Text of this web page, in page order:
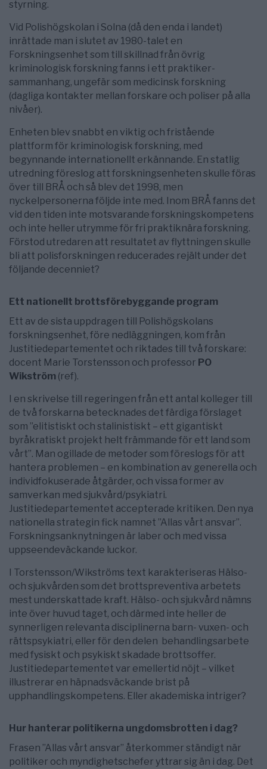
styrning.
Vid Polishögskolan i Solna (då den enda i landet)
inrättade man i slutet av 1980-talet en
Forskningsenhet som till skillnad från övrig
kriminologisk forskning fanns i ett praktiker­
sammanhang, ungefär som medicinsk forskning
(dagliga kontakter mellan forskare och poliser på alla
nivåer).
Enheten blev snabbt en viktig och fristående
plattform för kriminologisk forskning, med
begynnande internationellt erkännande. En statlig
utredning föreslog att forskningsenheten skulle föras
över till BRÅ och så blev det 1998, men
nyckelpersonerna följde inte med. Inom BRÅ fanns det
vid den tiden inte motsvarande forskningskompetens
och inte heller utrymme för fri praktiknära forskning.
Förstod utredaren att resultatet av flyttningen skulle
bli att polisforskningen reducerades rejält under det
följande decenniet?
Ett nationellt brottsförebyggande program
Ett av de sista uppdragen till Polishögskolans
forskningsenhet, före nedläggningen, kom från
Justitiedepartementet och riktades till två forskare:
docent Marie Torstensson och professor PO
Wikström (ref).
I en skrivelse till regeringen från ett antal kolleger till
de två forskarna betecknades det färdiga förslaget
som ”elitistiskt och stalinistiskt – ett gigantiskt
byråkratiskt projekt helt främmande för ett land som
vårt”. Man ogillade de metoder som föreslogs för att
hantera problemen – en kombination av generella och
individfokuserade åtgärder, och vissa former av
samverkan med sjukvård/psykiatri.
Justitiedepartementet accepterade kritiken. Den nya
nationella strategin fick namnet ”Allas vårt ansvar”.
Forskningsanknytningen är laber och med vissa
uppseendeväckande luckor.
I Torstensson/Wikströms text karakteriseras Hälso-
och sjukvården som det brottspreventiva arbetets
mest underskattade kraft. Hälso- och sjukvård nämns
inte över huvud taget, och därmed inte heller de
synnerligen relevanta disciplinerna barn- vuxen- och
rättspsykiatri, eller för den delen behandlingsarbete
med fysiskt och psykiskt skadade brottsoffer.
Justitiedepartementet var emellertid nöjt – vilket
illustrerar en häpnadsväckande brist på
upphandlingskompetens. Eller akademiska intriger?
Hur hanterar politikerna ungdomsbrotten i dag?
Frasen ”Allas vårt ansvar” återkommer ständigt när
politiker och myndighets­chefer yttrar sig än i dag. Det